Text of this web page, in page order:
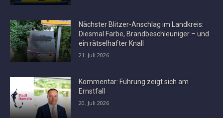
Nächster Blitzer-Anschlag im Landkreis:
Diesmal Farbe, Brandbeschleuniger – und
ein rätselhafter Knall
21. Juli 2026
Kommentar: Führung zeigt sich am
Ernstfall
20. Juli 2026